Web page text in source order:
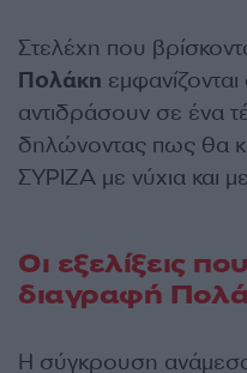
Στελέχη που
Πολάκη
αντιδράσουν σε ένα
δηλώνοντας πως θα
ΣΥΡΙΖΑ με νύχια και
Οι εξελίξεις
διαγραφή
Η σύγκρουση